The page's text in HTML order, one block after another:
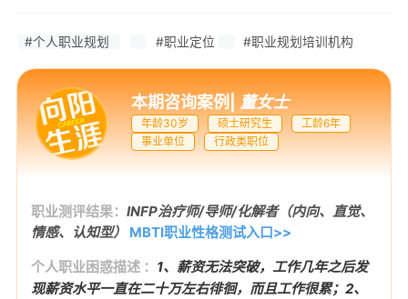
#个人职业规划 #职业定位 #职业规划培训机构
本期咨询案例|董女士
年龄30岁 硕士研究生
工龄6年
事业单位
行政类职位
职业测评结果： INFP治疗师/导师/化解者（内向、直觉、
情感、认知型）
MBTI职业性格测试入口>>
个人职业困惑描述 ： 1、薪资无法突破，工作几年之后发
现薪资水平一直在二十万左右徘徊，而且工作很累；2、